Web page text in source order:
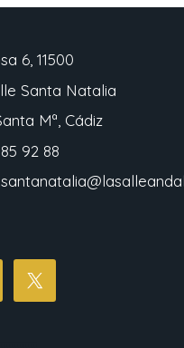
6, 11500
Santa Natalia
Mª, Cádiz
92 88